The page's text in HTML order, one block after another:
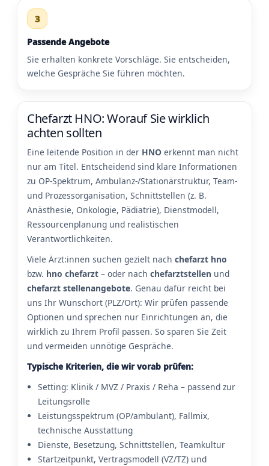
3
Passende Angebote
Sie erhalten konkrete Vorschläge. Sie entscheiden,
welche Gespräche Sie führen möchten.
Chefarzt HNO: Worauf Sie wirklich
achten sollten
Eine leitende Position in der HNO erkennt man nicht
nur am Titel. Entscheidend sind klare Informationen
zu OP-Spektrum, Ambulanz-/Stationärstruktur, Team-
und Prozessorganisation, Schnittstellen (z. B.
Anästhesie, Onkologie, Pädiatrie), Dienstmodell,
Ressourcenplanung und realistischen
Verantwortlichkeiten.
Viele Ärzt:innen suchen gezielt nach chefarzt hno
bzw. hno chefarzt – oder nach chefarztstellen und
chefarzt stellenangebote. Genau dafür reicht bei
uns Ihr Wunschort (PLZ/Ort): Wir prüfen passende
Optionen und sprechen nur Einrichtungen an, die
wirklich zu Ihrem Profil passen. So sparen Sie Zeit
und vermeiden unnötige Gespräche.
Typische Kriterien, die wir vorab prüfen:
Setting: Klinik / MVZ / Praxis / Reha – passend zur
Leitungsrolle
Leistungsspektrum (OP/ambulant), Fallmix,
technische Ausstattung
Dienste, Besetzung, Schnittstellen, Teamkultur
Startzeitpunkt, Vertragsmodell (VZ/TZ) und